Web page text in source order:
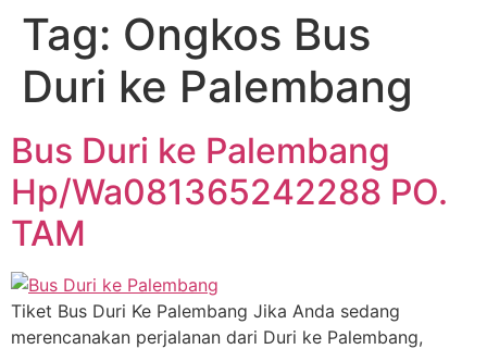
Tag: Ongkos Bus
Duri ke Palembang
Bus Duri ke Palembang
Hp/Wa081365242288 PO.
TAM
Tiket Bus Duri Ke Palembang Jika Anda sedang
merencanakan perjalanan dari Duri ke Palembang,